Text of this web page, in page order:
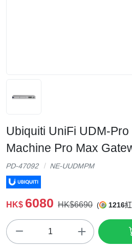
Ubiquiti UniFi UDM-
Machine Pro Max
PD-47092 NE-UUDMPM
HK$ 6080 HK$6690 ( 1216